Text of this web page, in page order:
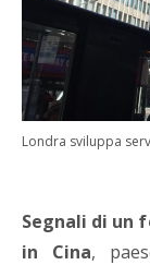
Londra sviluppa
Segnali di un
in Cina,